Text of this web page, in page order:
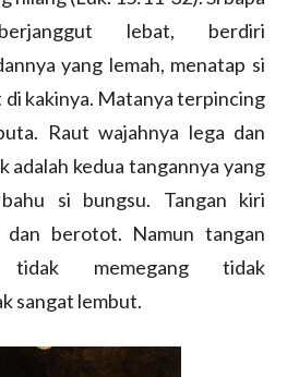
lebat, berdiri
yang lemah, menatap si
kakinya. Matanya terpincing
Raut wajahnya lega dan
adalah kedua tangannya yang
si bungsu. Tangan kiri
berotot. Namun tangan
tidak memegang tidak
sangat lembut.